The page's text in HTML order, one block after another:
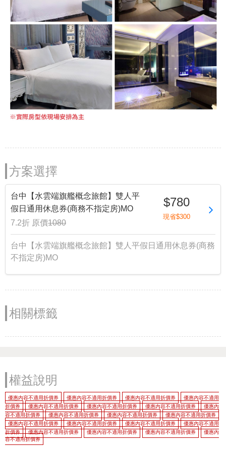
方案選擇
台中【水雲端旗艦概念旅館】雙人平
假日通用休息券(商務不指定房)MO
7.2折 原價1080
$780
現省$300
台中【水雲端旗艦概念旅館】雙人平假日通用休息券(商務
不指定房)MO
相關標籤
權益說明
優惠內容不適用折價券 優惠內容不適用折價券 優惠內容不適用折價券
優惠內容不適用
折價券
優惠內容不適用折價券 優惠內容不適用折價券 優惠內容不適用折價券
優惠內
容不適用折價券
優惠內容不適用折價券 優惠內容不適用折價券
優惠內容不適用折價券
優惠內容不適用折價券
優惠內容不適用折價券 優惠內容不適用折價券
優惠內容不適用
折價券
優惠內容不適用折價券 優惠內容不適用折價券 優惠內容不適用折價券
優惠內
容不適用折價券